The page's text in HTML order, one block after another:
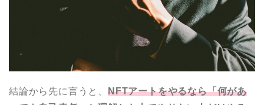
結論から先に言うと、 NFTアートをやるなら「何があ